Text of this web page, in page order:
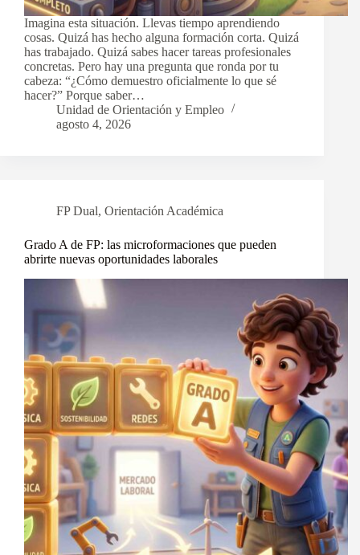
Imagina esta situación. Llevas tiempo aprendiendo
cosas. Quizá has hecho alguna formación corta. Quizá
has trabajado. Quizá sabes hacer tareas profesionales
concretas. Pero hay una pregunta que ronda por tu
cabeza: “¿Cómo demuestro oficialmente lo que sé
hacer?” Porque saber…
Unidad de Orientación y Empleo
agosto 4, 2026
FP Dual, Orientación Académica
Grado A de FP: las microformaciones que pueden
abrirte nuevas oportunidades laborales